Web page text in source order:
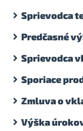
Sprievodca
Predčasné
Sprievodca
Sporiace
Zmluva o
Výška